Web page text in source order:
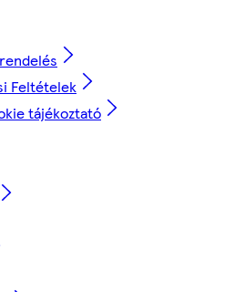
Feltételek
tájékoztató